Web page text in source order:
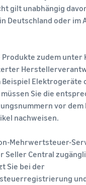
gilt unabhängig
Deutschland oder im
Produkte zudem unter
Beispiel Elektrogeräte
Sie die
vor dem
nachweisen.
Mehrwertsteuer-
Seller Central
Sie bei der